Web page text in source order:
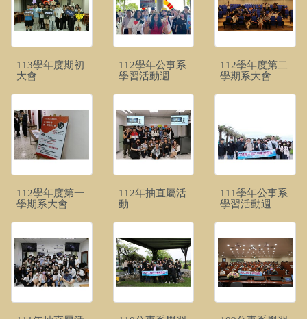
113學年度期初
大會
112學年公事系
學習活動週
112學年度第二
學期系大會
112學年度第一
學期系大會
112年抽直屬活
動
111學年公事系
學習活動週